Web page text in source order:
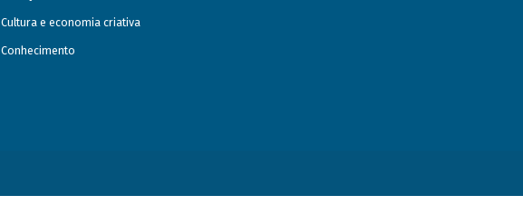
Cultura e economia criativa
Conhecimento